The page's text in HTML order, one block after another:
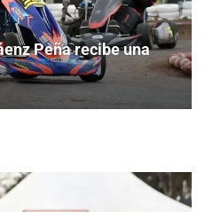
Peña recibe una